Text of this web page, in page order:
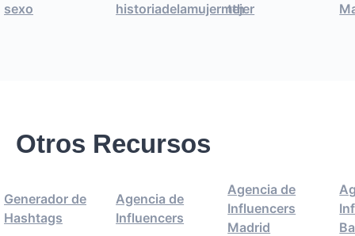
sexo
historiadelamujermth
tejer
Otros Recursos
Generador de
Hashtags
Agencia de
Influencers
Agencia de
Influencers
Madrid